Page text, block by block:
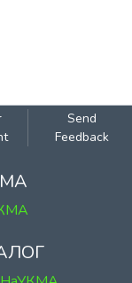
Send
Feedback